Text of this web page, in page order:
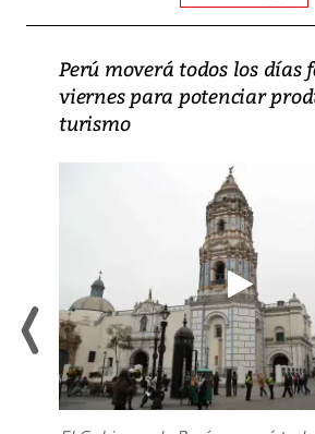
Perú moverá todos los días
viernes para potenciar
turismo